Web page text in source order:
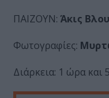
ΠΑΙΖΟΥΝ: Άκις
Φωτογραφίες:
Διάρκεια: 1 ώρα και